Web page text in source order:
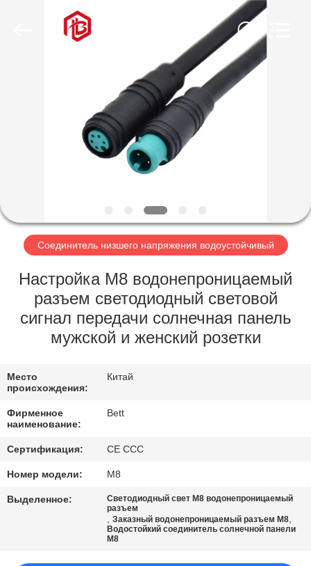
ПРОДУКТЫ
ПУТЕШЕСТВИЕ
ФАБРИКИ
ПРОВЕРКА
КАЧЕСТВА
САЙТА
PRIVACY
POLICY
Соединитель низшего напряжения водоустойчивый
Настройка M8 водонепроницаемый
разъем светодиодный световой
сигнал передачи солнечная панель
мужской и женский розетки
Место
происхождения:
Китай
Фирменное
наименование:
Bett
Сертификация: CE CCC
Номер модели: М8
Выделенное:
Светодиодный свет M8 водонепроницаемый
разъем
,Заказный водонепроницаемый разъем M8,
Водостойкий соединитель солнечной панели
M8